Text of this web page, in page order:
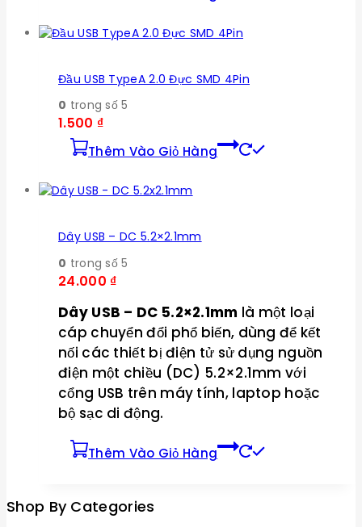
Đầu USB TypeA 2.0 Đực SMD 4Pin
0 trong số 5
1.500 ₫
Thêm Vào Giỏ Hàng
Dây USB – DC 5.2×2.1mm
0 trong số 5
24.000 ₫
Dây USB – DC 5.2×2.1mm là một loại
cáp chuyển đổi phổ biến, dùng để kết
nối các thiết bị điện tử sử dụng nguồn
điện một chiều (DC) 5.2×2.1mm với
cổng USB trên máy tính, laptop hoặc
bộ sạc di động.
Thêm Vào Giỏ Hàng
Shop By Categories